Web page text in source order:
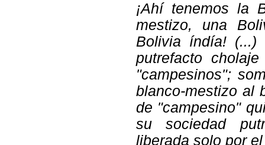
¡Ahí tenemos la
mestizo, una
Bolivia índía! (...)
putrefacto
"campesinos";
blanco-mestizo al
de "campesino"
su sociedad
liberada solo por